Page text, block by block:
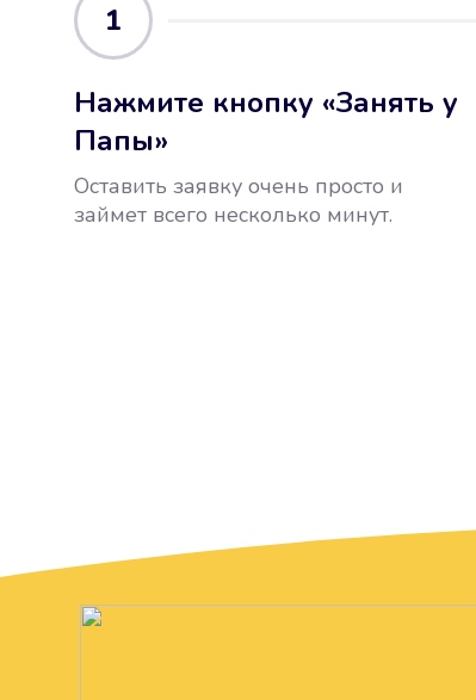
1
Нажмите кнопку «Занять у
Папы»
Оставить заявку очень просто и
займет всего несколько минут.